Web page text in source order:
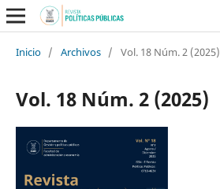
Inicio / Archivos / Vol. 18 Núm. 2 (2025)
Vol. 18 Núm. 2 (2025)